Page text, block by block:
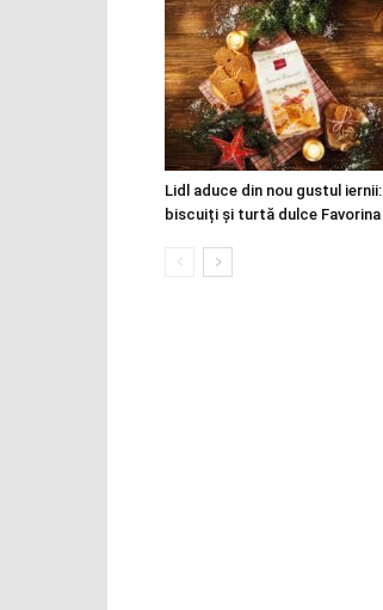
Lidl aduce din nou gustul iernii:
biscuiți și turtă dulce Favorina